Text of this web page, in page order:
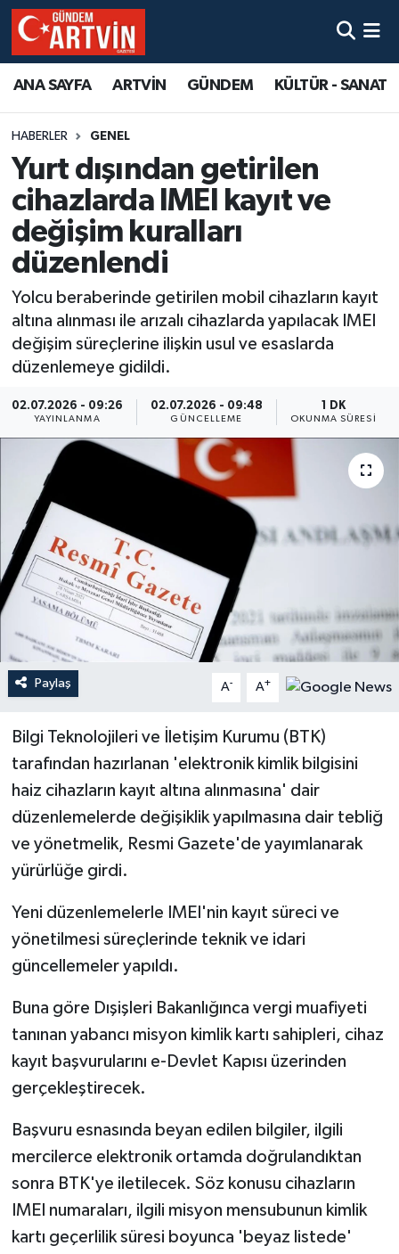
ANA SAYFA ARTVİN GÜNDEM KÜLTÜR - SANAT
HABERLER GENEL
Yurt dışından getirilen
cihazlarda IMEI kayıt ve
değişim kuralları
düzenlendi
Yolcu beraberinde getirilen mobil cihazların kayıt
altına alınması ile arızalı cihazlarda yapılacak IMEI
değişim süreçlerine ilişkin usul ve esaslarda
düzenlemeye gidildi.
02.07.2026 - 09:26
YAYINLANMA
02.07.2026 - 09:48
GÜNCELLEME
1 DK
OKUNMA SÜRESI
Paylaş A- A+
Bilgi Teknolojileri ve İletişim Kurumu (BTK)
tarafından hazırlanan 'elektronik kimlik bilgisini
haiz cihazların kayıt altına alınmasına' dair
düzenlemelerde değişiklik yapılmasına dair tebliğ
ve yönetmelik, Resmi Gazete'de yayımlanarak
yürürlüğe girdi.
Yeni düzenlemelerle IMEI'nin kayıt süreci ve
yönetilmesi süreçlerinde teknik ve idari
güncellemeler yapıldı.
Buna göre Dışişleri Bakanlığınca vergi muafiyeti
tanınan yabancı misyon kimlik kartı sahipleri, cihaz
kayıt başvurularını e-Devlet Kapısı üzerinden
gerçekleştirecek.
Başvuru esnasında beyan edilen bilgiler, ilgili
mercilerce elektronik ortamda doğrulandıktan
sonra BTK'ye iletilecek. Söz konusu cihazların
IMEI numaraları, ilgili misyon mensubunun kimlik
kartı geçerlilik süresi boyunca 'beyaz listede'